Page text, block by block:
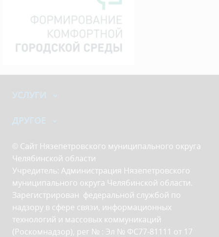
УСЛУГИ
ДРУГОЕ
© Сайт Нязепетровского муниципального округа
Челябинской области
Учредитель: Администрация Нязепетровского
муниципального округа Челябинской области.
Зарегистрирован федеральной службой по
надзору в сфере связи, информационных
технологий и массовых коммуникаций
(Роскомнадзор), рег № : Эл № ФС77-81111 от 17